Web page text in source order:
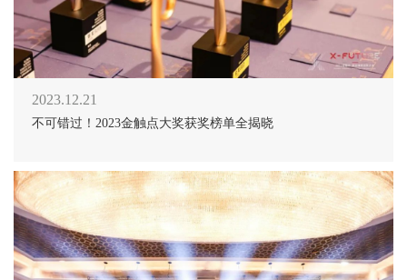
2023.12.21
不可错过！2023金触点大奖获奖榜单全揭晓